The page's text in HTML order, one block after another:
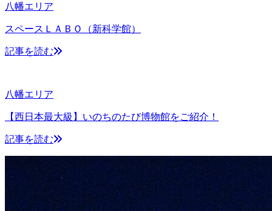
八幡エリア
スペースＬＡＢＯ（新科学館）
記事を読む
八幡エリア
【西日本最大級】いのちのたび博物館をご紹介！
記事を読む